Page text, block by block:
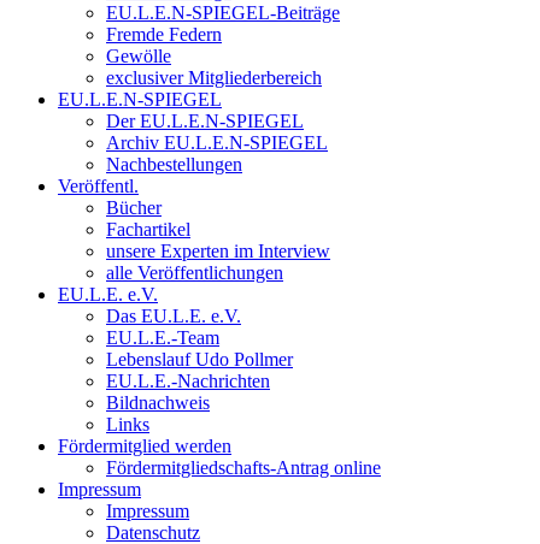
EU.L.E.N-SPIEGEL-Beiträge
Fremde Federn
Gewölle
exclusiver Mitgliederbereich
EU.L.E.N-SPIEGEL
Der EU.L.E.N-SPIEGEL
Archiv EU.L.E.N-SPIEGEL
Nachbestellungen
Veröffentl.
Bücher
Fachartikel
unsere Experten im Interview
alle Veröffentlichungen
EU.L.E. e.V.
Das EU.L.E. e.V.
EU.L.E.-Team
Lebenslauf Udo Pollmer
EU.L.E.-Nachrichten
Bildnachweis
Links
Fördermitglied werden
Fördermitgliedschafts-Antrag online
Impressum
Impressum
Datenschutz